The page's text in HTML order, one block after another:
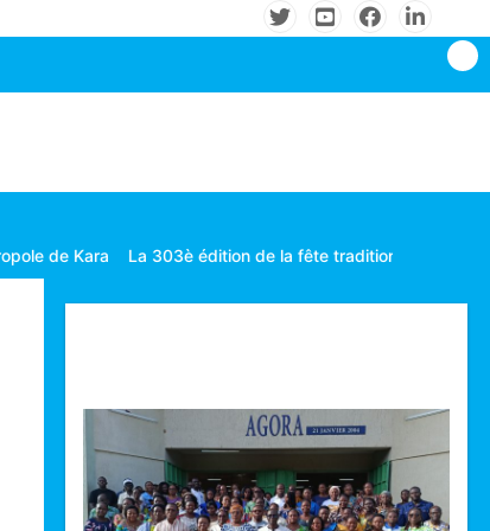
La 303è édition de la fête traditionnelle Gbagba célébrée